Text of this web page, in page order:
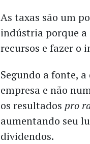
As taxas são um
indústria porque a
recursos e fazer o
Segundo a fonte,
empresa e não
os resultados pro
aumentando seu
dividendos.